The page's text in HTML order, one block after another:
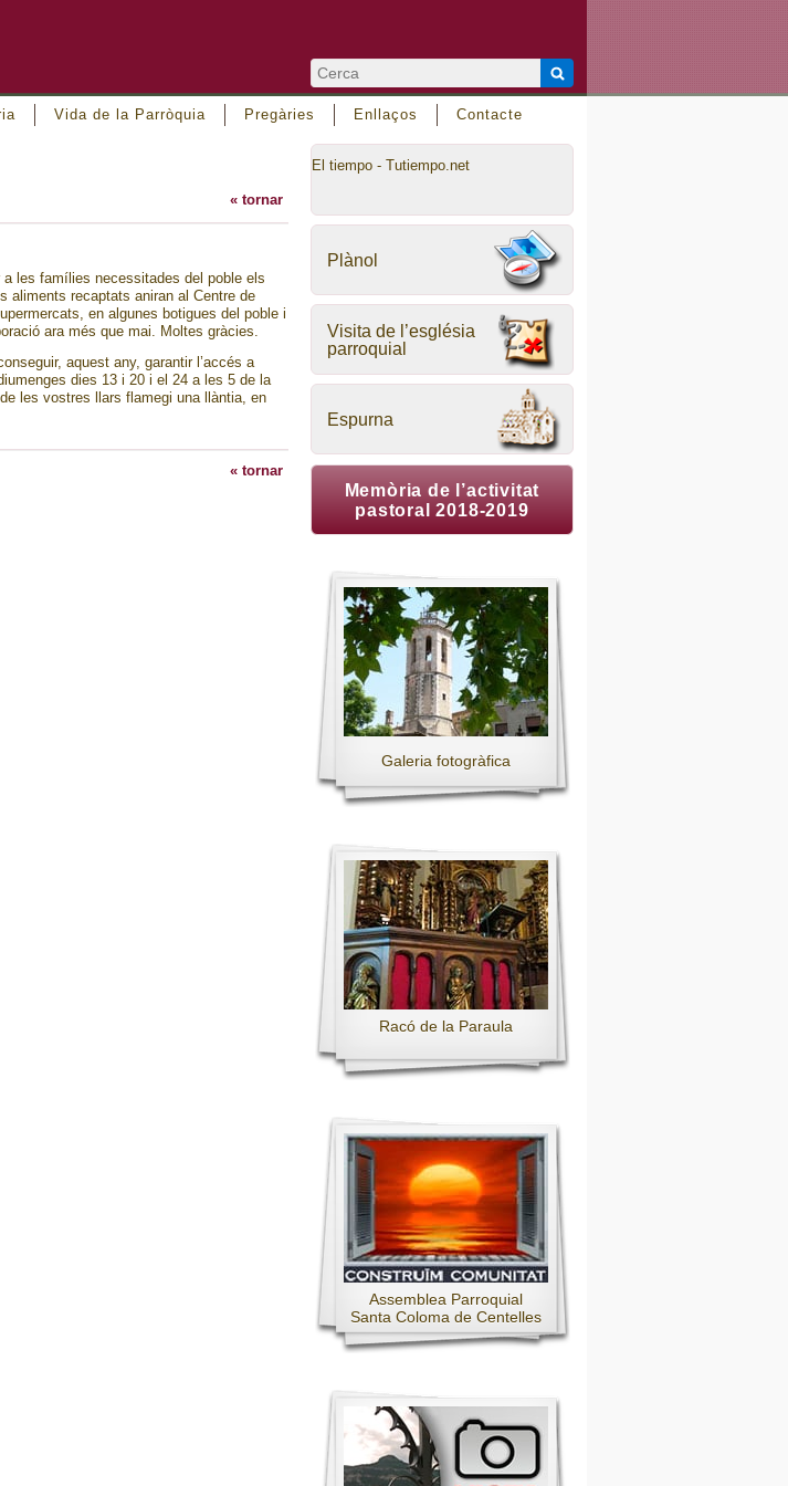
Vida de la Parròquia Pregàries Enllaços Contacte
« tornar
a les famílies necessitades del poble els
aliments recaptats aniran al Centre de
en algunes botigues del poble i
ara més que mai. Moltes gràcies.
aquest any, garantir l’accés a
dies 13 i 20 i el 24 a les 5 de la
les vostres llars flamegi una llàntia, en
« tornar
El tiempo - Tutiempo.net
Plànol
Visita de l’església
parroquial
Espurna
Memòria de l’activitat
pastoral 2018-2019
Galeria fotogràfica
Racó de la Paraula
Assemblea Parroquial
Santa Coloma de Centelles